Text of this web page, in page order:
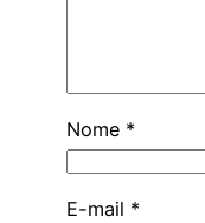
Nome *
E-mail *